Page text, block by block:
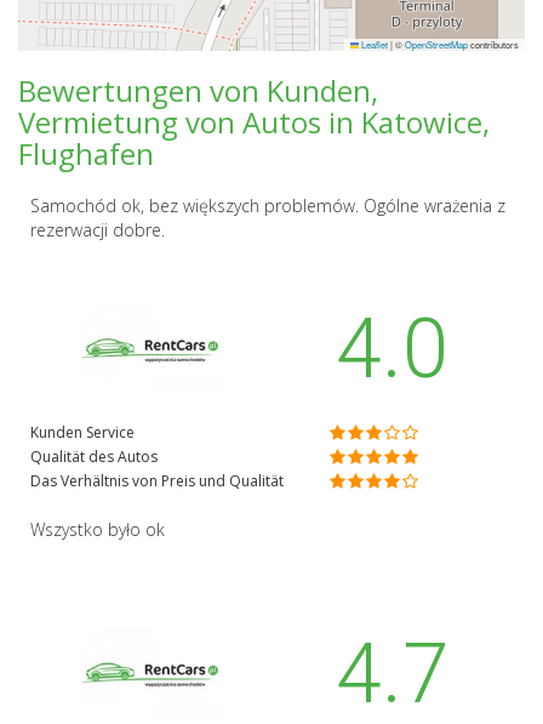
Leaflet|©OpenStreetMapcontributors
Bewertungen von Kunden,
Vermietung von Autos in Katowice,
Flughafen
Samochód ok, bez większych problemów. Ogólne wrażenia z
rezerwacji dobre.
4.0
Kunden Service
Qualität des Autos
Das Verhältnis von Preis und Qualität
Wszystko było ok
4.7